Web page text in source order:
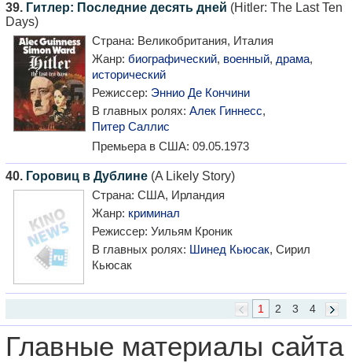
39. Гитлер: Последние десять дней (Hitler: The Last Ten
Days)
Страна: Великобритания, Италия
Жанр: биографический, военный, драма,
исторический
Режиссер: Эннио Де Кончини
В главных ролях: Алек Гиннесс,
Питер Саллис
Премьера в США: 09.05.1973
40. Горовиц в Дублине (A Likely Story)
Страна: США, Ирландия
Жанр: криминал
Режиссер: Уильям Кроник
В главных ролях: Шинед Кьюсак, Сирил
Кьюсак
4
3
2
1
Главные материалы сайта